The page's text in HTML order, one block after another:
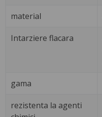
material
Intarziere flacara
gama
rezistenta la agenti